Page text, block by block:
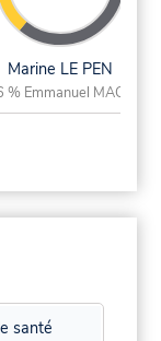
Marine LE PEN
% Emmanuel MACRON
santé